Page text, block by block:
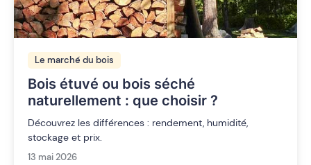
Le marché du bois
Bois étuvé ou bois séché
naturellement : que choisir ?
Découvrez les différences : rendement, humidité,
stockage et prix.
13 mai 2026